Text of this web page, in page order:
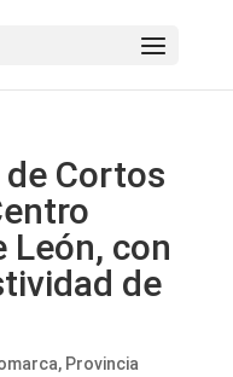
Cortos
León, con
de
, Provincia